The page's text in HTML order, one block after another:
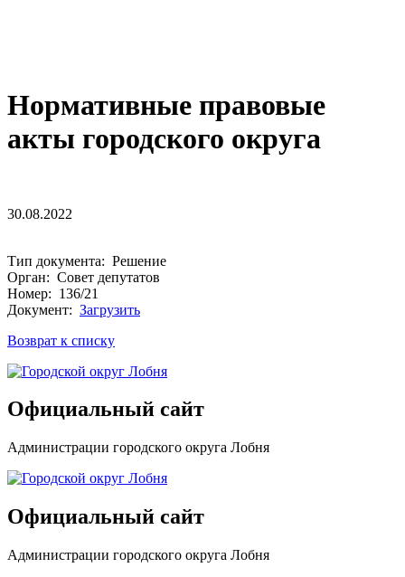
Нормативные правовые
акты городского округа
30.08.2022
Тип документа: Решение
Орган: Совет депутатов
Номер: 136/21
Документ: Загрузить
Возврат к списку
Официальный сайт
Администрации городского округа Лобня
Официальный сайт
Администрации городского округа Лобня